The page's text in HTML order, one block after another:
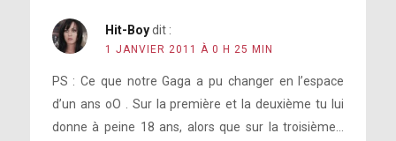
Hit-Boy dit :
1 JANVIER 2011 À 0 H 25 MIN
PS : Ce que notre Gaga a pu changer en l’espace
d’un ans oO . Sur la première et la deuxième tu lui
donne à peine 18 ans, alors que sur la troisième…